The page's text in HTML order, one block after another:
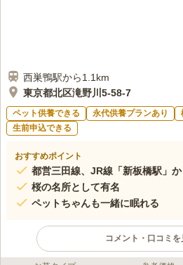
西巣鴨駅から1.1km
東京都北区滝野川5-58-7
ペット供養できる 永代供養プランあり
生前申込できる
おすすめポイント
都営三田線、JR線「新板橋駅」
桜の名所として有名
ペットちゃんも一緒に眠れる
コメント・口コミを